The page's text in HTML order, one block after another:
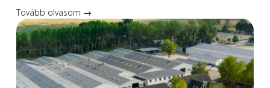
Tovább olvasom →